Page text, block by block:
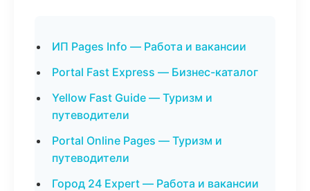
ИП Pages Info — Работа и вакансии
Portal Fast Express — Бизнес-каталог
Yellow Fast Guide — Туризм и
путеводители
Portal Online Pages — Туризм и
путеводители
Город 24 Expert — Работа и вакансии